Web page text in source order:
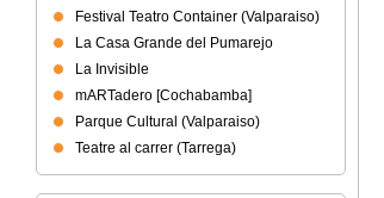
Festival Teatro Container (Valparaiso)
La Casa Grande del Pumarejo
La Invisible
mARTadero [Cochabamba]
Parque Cultural (Valparaiso)
Teatre al carrer (Tarrega)